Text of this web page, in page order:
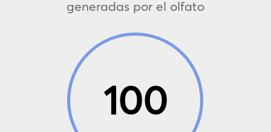
generadas por el olfato
100